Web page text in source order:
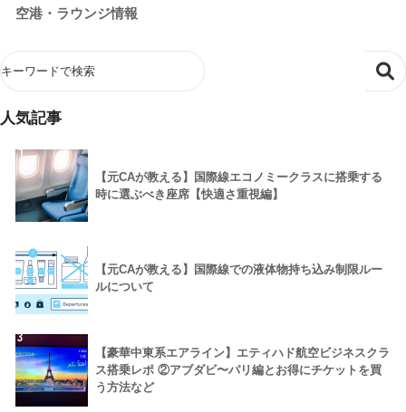
空港・ラウンジ情報
人気記事
1
【元CAが教える】国際線エコノミークラスに搭乗する
時に選ぶべき座席【快適さ重視編】
【元CAが教える】国際線での液体物持ち込み制限ルー
ルについて
3
【豪華中東系エアライン】エティハド航空ビジネスクラ
ス搭乗レポ ②アブダビ〜パリ編とお得にチケットを買
う方法など